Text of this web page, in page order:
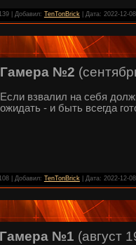
| Добавил: TenTonBrick| Дата: 2022-12-08
Гамера №2
Если взвалил на себя
ожидать - и быть всегда
| Добавил: TenTonBrick| Дата: 2022-12-08
Гамера №1 (август